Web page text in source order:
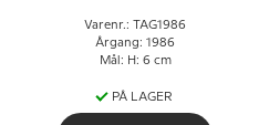
Varenr.: TAG1986
Årgang: 1986
Mål: H: 6 cm
PÅ LAGER